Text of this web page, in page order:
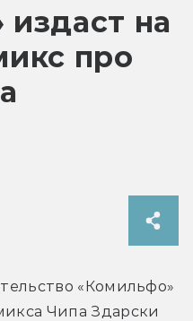
на
про
«Комильфо»
Чипа Здарски